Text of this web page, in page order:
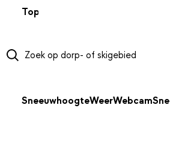
Top 50
SneeuwhoogteWeerWebcam